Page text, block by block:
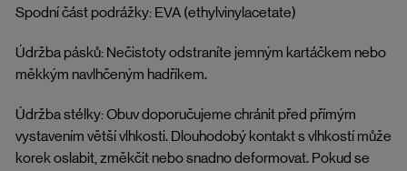
Spodní část podrážky: EVA (ethylvinylacetate)
Údržba pásků: Nečistoty odstraníte jemným kartáčkem nebo
měkkým navlhčeným hadříkem.
Údržba stélky: Obuv doporučujeme chránit před přímým
vystavením větší vlhkosti. Dlouhodobý kontakt s vlhkostí může
korek oslabit, změkčit nebo snadno deformovat. Pokud se